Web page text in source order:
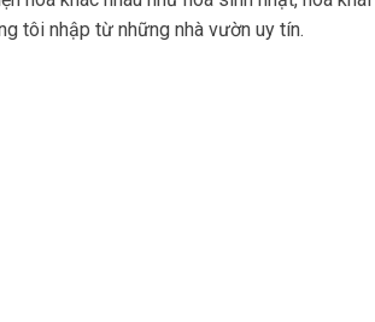
tôi nhập từ những nhà vườn uy tín.